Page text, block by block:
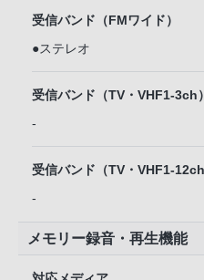
受信バンド（FMワイド）
●ステレオ
受信バンド（TV・VHF1-3ch）
-
受信バンド（TV・VHF1-12ch
-
メモリー録音・再生機能